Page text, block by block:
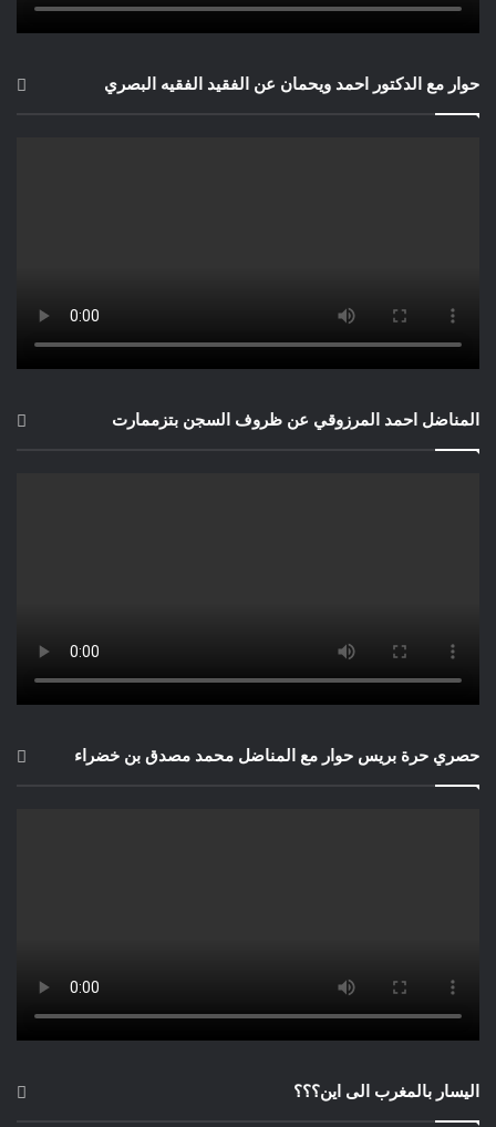
حوار مع الدكتور احمد ويحمان عن الفقيد الفقيه البصري
المناضل احمد المرزوقي عن ظروف السجن بتزممارت
حصري حرة بريس حوار مع المناضل محمد مصدق بن خضراء
اليسار بالمغرب الى اين؟؟؟